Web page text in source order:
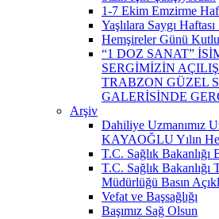
1-7 Ekim Emzirme
Yaşlılara Saygı
Hemşireler Günü
“1 DOZ SANAT”
SERGİMİZİN
TRABZON GÜZEL
GALERİSİNDE
Arşiv
Dahiliye Uzmanımız
KAYAOĞLU Yılın
T.C. Sağlık Bakanlığı
T.C. Sağlık Bakanlığı
Müdürlüğü Basın
Vefat ve Başsağlığı
Başımız Sağ Olsun